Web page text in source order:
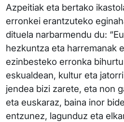
Azpeitiak eta bertako
erronkei erantzuteko
dituela narbarmendu du:
hezkuntza eta harremanak
ezinbesteko erronka
eskualdean, kultur eta
jendea bizi zarete, eta non
eta euskaraz, baina inor
entzunez, lagunduz eta